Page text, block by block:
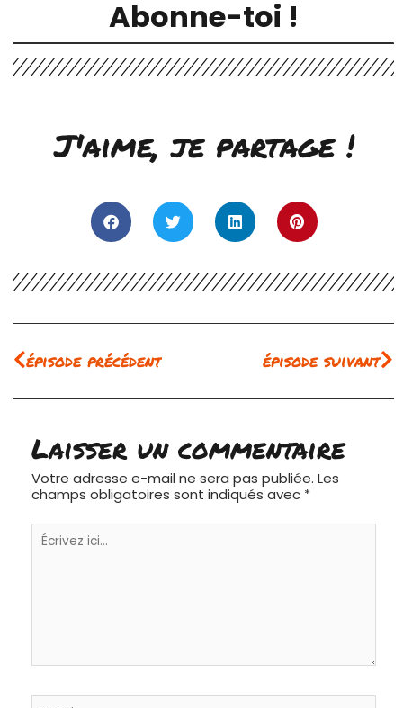
Abonne-toi !
J'aime, je partage !
Précédent
épisode précédent épisode suivant
Laisser un commentaire
Votre adresse e-mail ne sera pas publiée. Les
champs obligatoires sont indiqués avec *
Écrivez
ici…
Nom*